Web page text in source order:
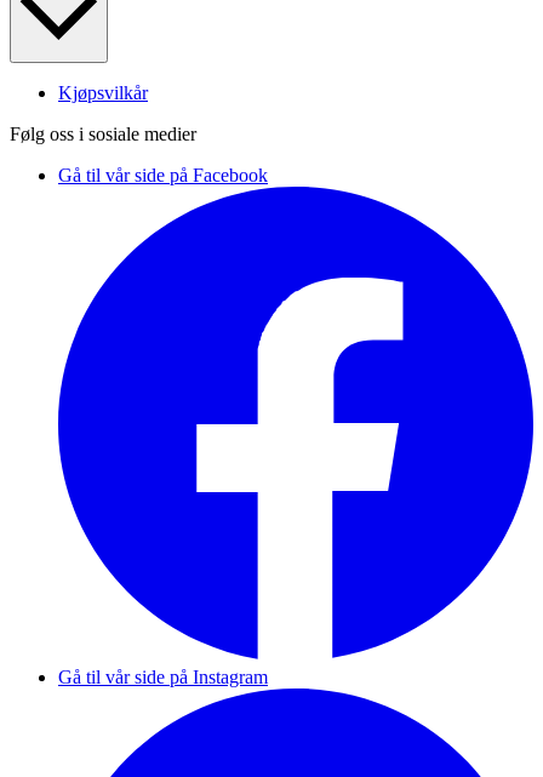
Kjøpsvilkår
Følg oss i sosiale medier
Gå til vår side på Facebook
Gå til vår side på Instagram